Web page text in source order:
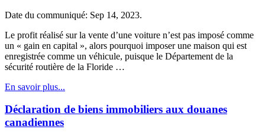
Date du communiqué: Sep 14, 2023.
Le profit réalisé sur la vente d’une voiture n’est pas imposé comme
un « gain en capital », alors pourquoi imposer une maison qui est
enregistrée comme un véhicule, puisque le Département de la
sécurité routière de la Floride …
En savoir plus...
Déclaration de biens immobiliers aux douanes
canadiennes